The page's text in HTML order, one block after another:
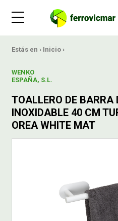
Estás en › Inicio ›
WENKO
ESPAÑA, S.L.
TOALLERO DE BARRA
INOXIDABLE 40 CM
OREA WHITE MAT